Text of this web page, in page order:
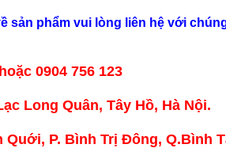
sản phẩm vui lòng liên hệ với
0904 756 123
Long Quân, Tây Hồ, Hà Nội.
Quới, P. Bình Trị Đông, Q.Bình